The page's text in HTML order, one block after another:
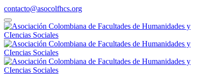
contacto@asocolfhcs.org